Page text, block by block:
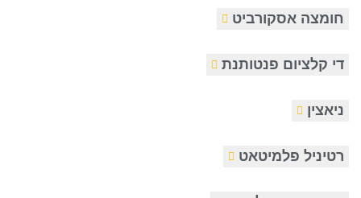
חומצה אסקורביט
די קלציום פנטותנת
ניאצין
רטיניל פלמיטאט